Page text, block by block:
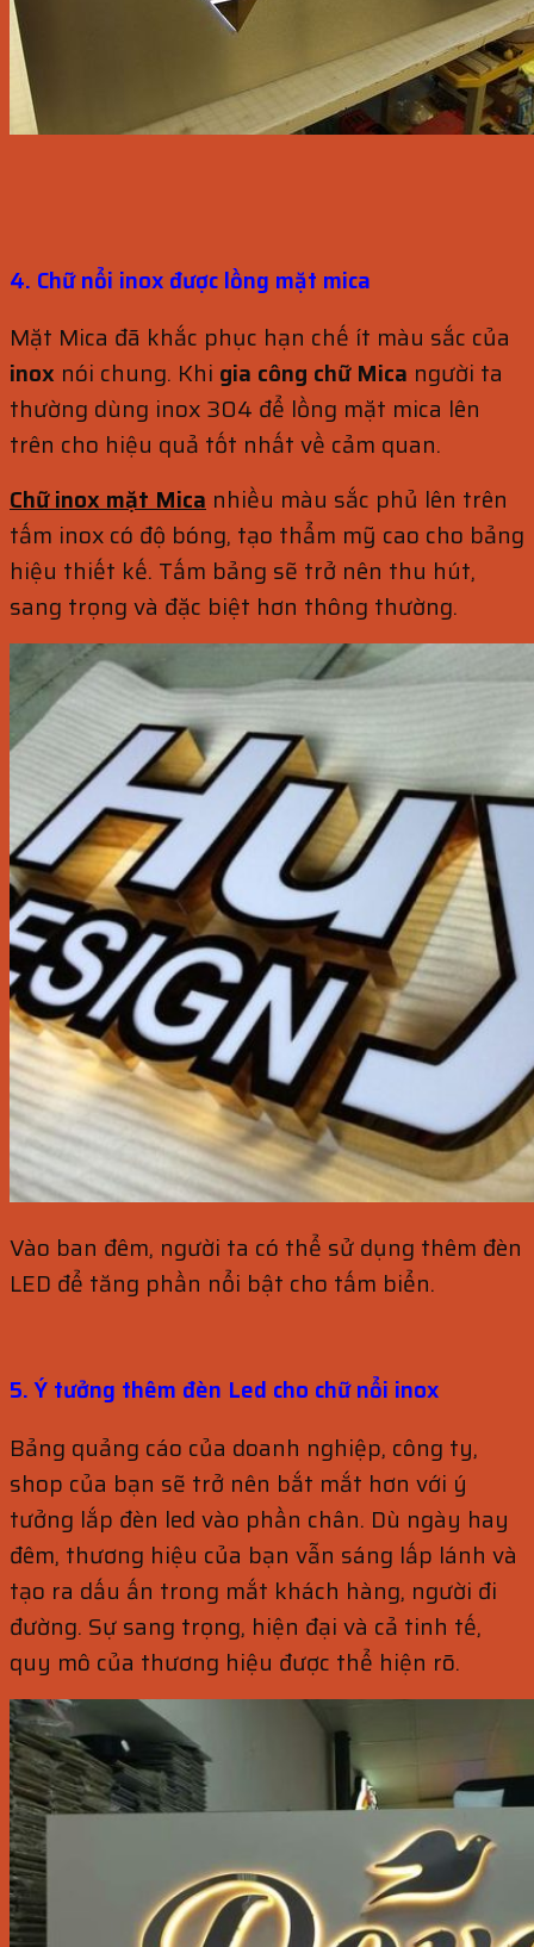
4. Chữ nổi inox được lồng mặt mica
Mặt Mica đã khắc phục hạn chế ít màu sắc của
inox nói chung. Khi gia công chữ Mica người ta
thường dùng inox 304 để lồng mặt mica lên
trên cho hiệu quả tốt nhất về cảm quan.
Chữ inox mặt Mica nhiều màu sắc phủ lên trên
tấm inox có độ bóng, tạo thẩm mỹ cao cho bảng
hiệu thiết kế. Tấm bảng sẽ trở nên thu hút,
sang trọng và đặc biệt hơn thông thường.
Vào ban đêm, người ta có thể sử dụng thêm đèn
LED để tăng phần nổi bật cho tấm biển.
5. Ý tưởng thêm đèn Led cho chữ nổi inox
Bảng quảng cáo của doanh nghiệp, công ty,
shop của bạn sẽ trở nên bắt mắt hơn với ý
tưởng lắp đèn led vào phần chân. Dù ngày hay
đêm, thương hiệu của bạn vẫn sáng lấp lánh và
tạo ra dấu ấn trong mắt khách hàng, người đi
đường. Sự sang trọng, hiện đại và cả tinh tế,
quy mô của thương hiệu được thể hiện rõ.